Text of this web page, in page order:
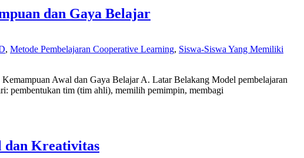
dan Gaya Belajar
, Metode Pembelajaran Cooperative Learning, Siswa-Siswa Yang Memiliki
Awal dan Gaya Belajar A. Latar Belakang Model pembelajaran
pembentukan tim (tim ahli), memilih pemimpin, membagi
dan Kreativitas